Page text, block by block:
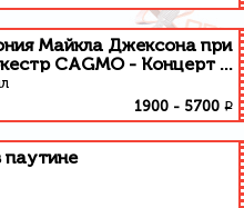
Майкла Джексона при
CAGMO - Концерт в
1900 - 5700 ₽
паутине